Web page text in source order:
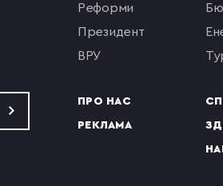
реформи
президент
ВРУ
ПРО НАС
РЕКЛАМА